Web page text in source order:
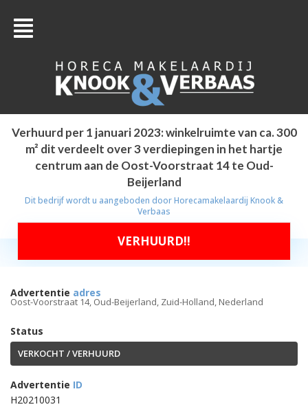
Verhuurd per 1 januari 2023: winkelruimte van ca. 300
m² dit verdeelt over 3 verdiepingen in het hartje
centrum aan de Oost-Voorstraat 14 te Oud-
Beijerland
Dit bedrijf wordt u aangeboden doorHorecamakelaardij Knook &
Verbaas
VERHUURD!!
Advertentie adres
Oost-Voorstraat 14, Oud-Beijerland, Zuid-Holland, Nederland
Status
VERKOCHT / VERHUURD
Advertentie ID
H20210031